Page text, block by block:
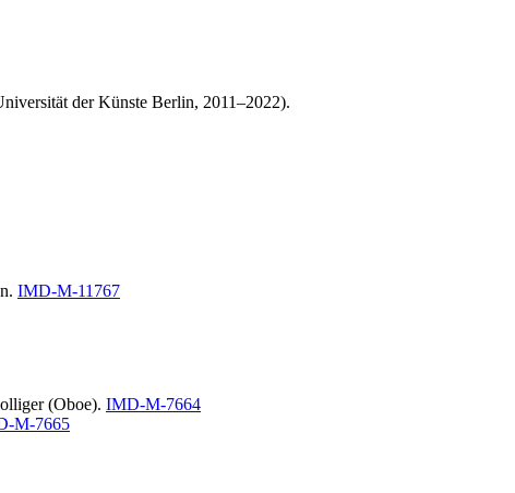
der Künste Berlin, 2011–2022).
IMD-M-11767
(Oboe). IMD-M-7664
M-7665